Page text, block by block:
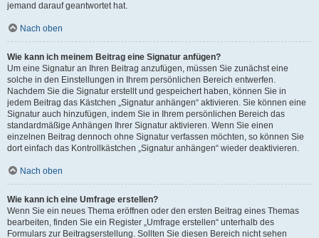
jemand darauf geantwortet hat.
Nach oben
Wie kann ich meinem Beitrag eine Signatur anfügen?
Um eine Signatur an Ihren Beitrag anzufügen, müssen Sie zunächst eine
solche in den Einstellungen in Ihrem persönlichen Bereich entwerfen.
Nachdem Sie die Signatur erstellt und gespeichert haben, können Sie in
jedem Beitrag das Kästchen „Signatur anhängen“ aktivieren. Sie können eine
Signatur auch hinzufügen, indem Sie in Ihrem persönlichen Bereich das
standardmäßige Anhängen Ihrer Signatur aktivieren. Wenn Sie einen
einzelnen Beitrag dennoch ohne Signatur verfassen möchten, so können Sie
dort einfach das Kontrollkästchen „Signatur anhängen“ wieder deaktivieren.
Nach oben
Wie kann ich eine Umfrage erstellen?
Wenn Sie ein neues Thema eröffnen oder den ersten Beitrag eines Themas
bearbeiten, finden Sie ein Register „Umfrage erstellen“ unterhalb des
Formulars zur Beitragserstellung. Sollten Sie diesen Bereich nicht sehen